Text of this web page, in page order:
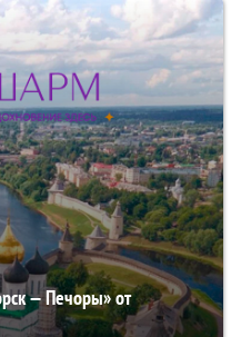
— Печоры» от